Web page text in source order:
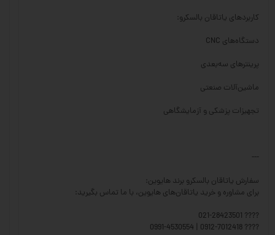
کاربردهای یاتاقان بالسکرو:
دستگاه‌های CNC
پرینترهای سه‌بعدی
ماشین‌آلات صنعتی
تجهیزات پزشکی و آزمایشگاهی
---
سفارش یاتاقان بالسکرو برند هایوین:
برای مشاوره و خرید یاتاقان‌های هایوین، با ما تماس بگیرید:
???? 021-28423501
???? 0912-7012418 | 0991-4530554